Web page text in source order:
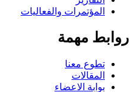
المؤتمرات والفعاليات
روابط مهمة
تطوع معنا
المقالات
بوابة الاعضاء